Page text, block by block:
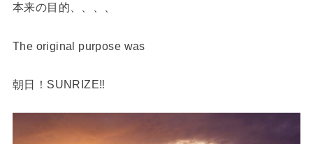
本来の目的、、、、
The original purpose was
朝日！SUNRIZE‼️